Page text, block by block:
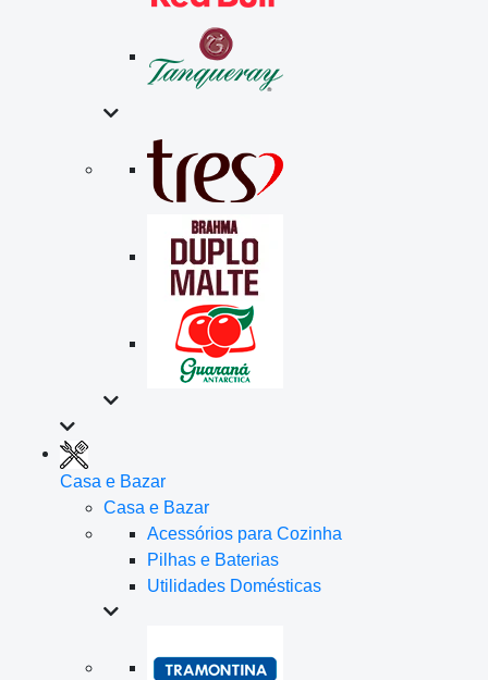
Casa e Bazar
Casa e Bazar
Acessórios para Cozinha
Pilhas e Baterias
Utilidades Domésticas